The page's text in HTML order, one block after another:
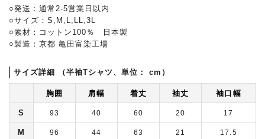
○発送：通常2-5営業日以内
○サイズ：S,M,L,LL,3L
○素材：コットン100％ 日本製
○製造：京都 亀田富染工場
サイズ詳細 （半袖Tシャツ、単位： cm）
胸囲 肩幅 着丈 袖丈 袖口幅
S 93 40 60 20 17
M 96 44 63 21 17.5